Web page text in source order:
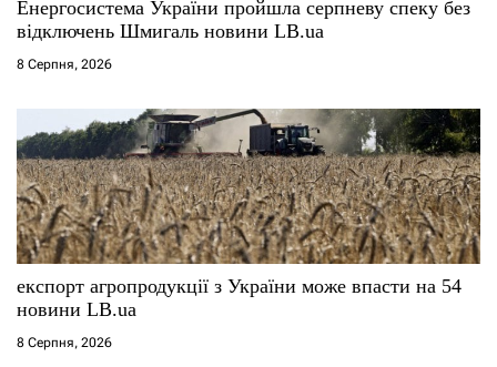
Енергосистема України пройшла серпневу спеку без
відключень Шмигаль новини LB.ua
8 Серпня, 2026
експорт агропродукції з України може впасти на 54
новини LB.ua
8 Серпня, 2026